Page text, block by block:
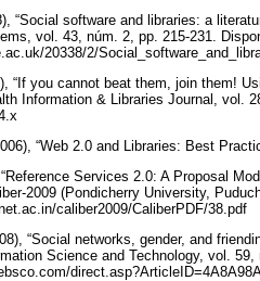
“Social software and libraries: a
vol. 43, núm. 2, pp. 215-231.
20338/2/
“If you cannot beat them, join them!
Information & Libraries Journal, vol.
“Web 2.0 and Libraries: Best
Services 2.0: A Proposal
2009 (Pondicherry University,
caliber2009/CaliberPDF/38.pdf
“Social networks, gender, and
Science and Technology, vol.